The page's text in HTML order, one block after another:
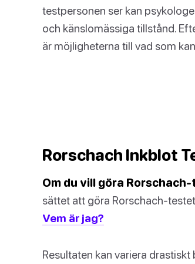
testpersonen ser kan
och känslomässiga tillstånd.
är möjligheterna till vad som
Rorschach Inkblot
Om du vill göra
sättet att göra Rorschach-
Vem är jag?
Resultaten kan variera